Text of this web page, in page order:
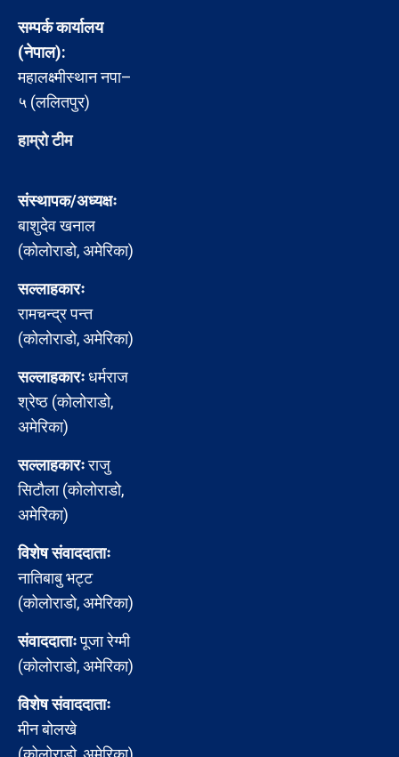
सम्पर्क कार्यालय
(नेपाल):
महालक्ष्मीस्थान नपा–
५ (ललितपुर)
हाम्रो टीम
संस्थापक/अध्यक्षः
बाशुदेव खनाल
(कोलोराडो, अमेरिका)
सल्लाहकारः
रामचन्द्र पन्त
(कोलोराडो, अमेरिका)
सल्लाहकारःधर्मराज
श्रेष्ठ (कोलोराडो,
अमेरिका)
सल्लाहकारःराजु
सिटौला (कोलोराडो,
अमेरिका)
विशेष संवाददाताः
नातिबाबु भट्ट
(कोलोराडो, अमेरिका)
संवाददाताःपूजा रेग्मी
(कोलोराडो, अमेरिका)
विशेष संवाददाताः
मीन बोलखे